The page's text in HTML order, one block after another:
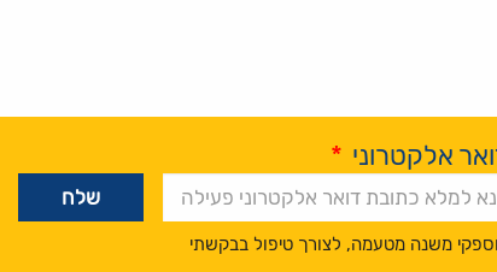
אלקטרוני *
משנה מטעמה, לצורך טיפול בבקשתי